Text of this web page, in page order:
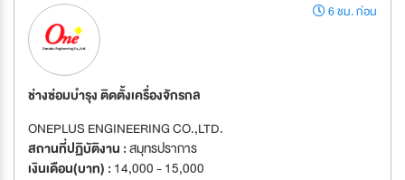
6 ชม. ก่อน
ช่างซ่อมบำรุง ติดตั้งเครื่องจักรกล
ONEPLUS ENGINEERING CO.,LTD.
สถานที่ปฏิบัติงาน :สมุทรปราการ
เงินเดือน(บาท) : 14,000 - 15,000